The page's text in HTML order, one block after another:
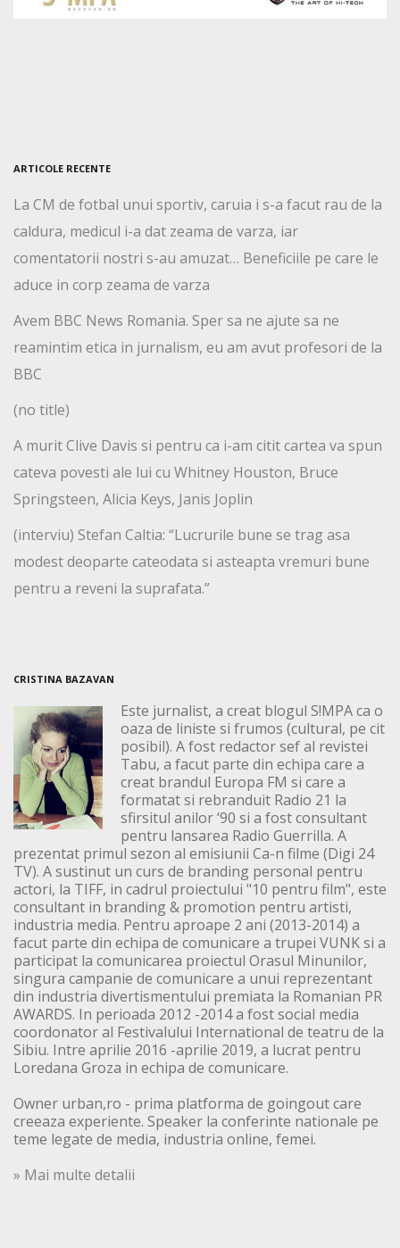
ARTICOLE RECENTE
La CM de fotbal unui sportiv, caruia i s-a facut rau de la
caldura, medicul i-a dat zeama de varza, iar
comentatorii nostri s-au amuzat… Beneficiile pe care le
aduce in corp zeama de varza
Avem BBC News Romania. Sper sa ne ajute sa ne
reamintim etica in jurnalism, eu am avut profesori de la
BBC
(no title)
A murit Clive Davis si pentru ca i-am citit cartea va spun
cateva povesti ale lui cu Whitney Houston, Bruce
Springsteen, Alicia Keys, Janis Joplin
(interviu) Stefan Caltia: “Lucrurile bune se trag asa
modest deoparte cateodata si asteapta vremuri bune
pentru a reveni la suprafata.”
CRISTINA BAZAVAN
Este jurnalist, a creat blogul S!MPA ca o
oaza de liniste si frumos (cultural, pe cit
posibil). A fost redactor sef al revistei
Tabu, a facut parte din echipa care a
creat brandul Europa FM si care a
formatat si rebranduit Radio 21 la
sfirsitul anilor ‘90 si a fost consultant
pentru lansarea Radio Guerrilla. A
prezentat primul sezon al emisiunii Ca-n filme (Digi 24
TV). A sustinut un curs de branding personal pentru
actori, la TIFF, in cadrul proiectului "10 pentru film", este
consultant in branding & promotion pentru artisti,
industria media. Pentru aproape 2 ani (2013-2014) a
facut parte din echipa de comunicare a trupei VUNK si a
participat la comunicarea proiectul Orasul Minunilor,
singura campanie de comunicare a unui reprezentant
din industria divertismentului premiata la Romanian PR
AWARDS. In perioada 2012 -2014 a fost social media
coordonator al Festivalului International de teatru de la
Sibiu. Intre aprilie 2016 -aprilie 2019, a lucrat pentru
Loredana Groza in echipa de comunicare.
Owner urban,ro - prima platforma de goingout care
creeaza experiente. Speaker la conferinte nationale pe
teme legate de media, industria online, femei.
» Mai multe detalii